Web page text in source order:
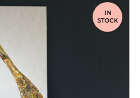
IN
STOCK